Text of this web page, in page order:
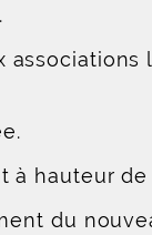
hauteur de
du